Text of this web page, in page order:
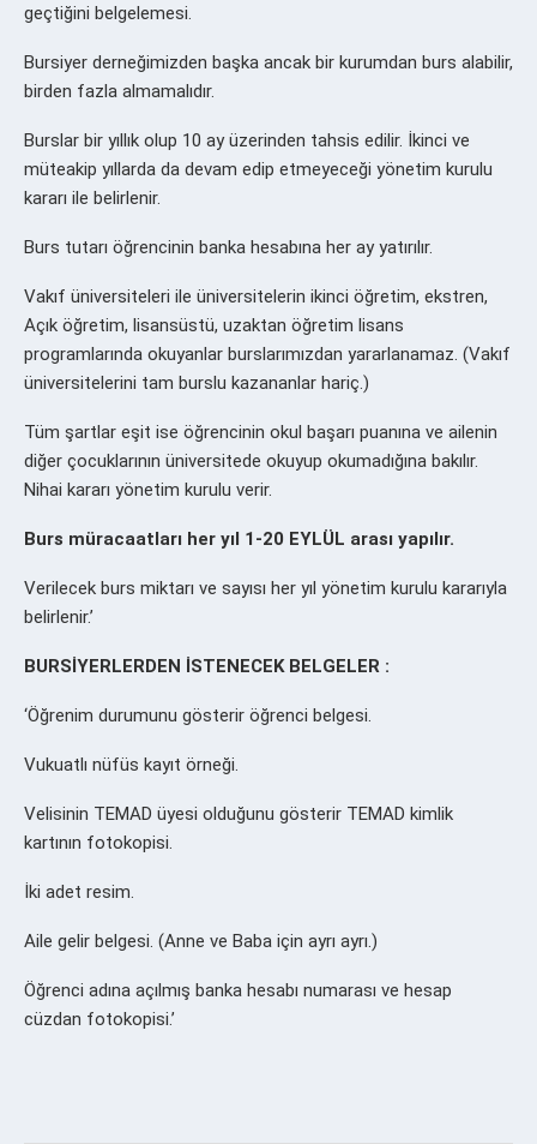
geçtiğini belgelemesi.
Bursiyer derneğimizden başka ancak bir kurumdan burs alabilir,
birden fazla almamalıdır.
Burslar bir yıllık olup 10 ay üzerinden tahsis edilir. İkinci ve
müteakip yıllarda da devam edip etmeyeceği yönetim kurulu
kararı ile belirlenir.
Burs tutarı öğrencinin banka hesabına her ay yatırılır.
Vakıf üniversiteleri ile üniversitelerin ikinci öğretim, ekstren,
Açık öğretim, lisansüstü, uzaktan öğretim lisans
programlarında okuyanlar burslarımızdan yararlanamaz. (Vakıf
üniversitelerini tam burslu kazananlar hariç.)
Tüm şartlar eşit ise öğrencinin okul başarı puanına ve ailenin
diğer çocuklarının üniversitede okuyup okumadığına bakılır.
Nihai kararı yönetim kurulu verir.
Burs müracaatları her yıl 1-20 EYLÜL arası yapılır.
Verilecek burs miktarı ve sayısı her yıl yönetim kurulu kararıyla
belirlenir.’
BURSİYERLERDEN İSTENECEK BELGELER :
‘Öğrenim durumunu gösterir öğrenci belgesi.
Vukuatlı nüfüs kayıt örneği.
Velisinin TEMAD üyesi olduğunu gösterir TEMAD kimlik
kartının fotokopisi.
İki adet resim.
Aile gelir belgesi. (Anne ve Baba için ayrı ayrı.)
Öğrenci adına açılmış banka hesabı numarası ve hesap
cüzdan fotokopisi.’